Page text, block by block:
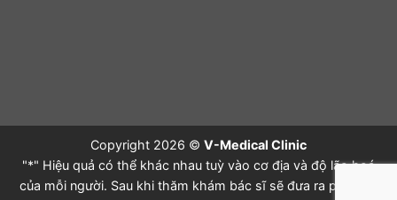
Copyright 2026 © V-Medical Clinic
"*" Hiệu quả có thể khác nhau tuỳ vào cơ địa và độ lão hoá
của mỗi người. Sau khi thăm khám bác sĩ sẽ đưa ra phác đồ